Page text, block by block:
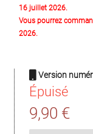
16 juillet 2026.
Vous pourrez
2026.
Version
Épuisé
9,90 €